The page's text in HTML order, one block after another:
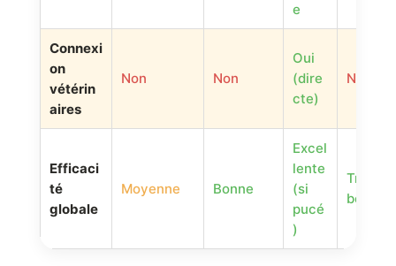
e
Connexi
on
vétérin
aires
Non Non
Oui
(dire
cte)
Non
Efficaci
té
globale
Moyenne Bonne
Excel
lente
(si
pucé
)
Très
bonne